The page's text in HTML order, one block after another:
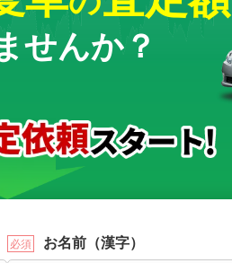
せんか？
お名前（漢字）